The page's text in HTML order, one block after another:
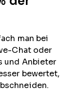
man bei
Chat oder
und Anbieter
bewertet,